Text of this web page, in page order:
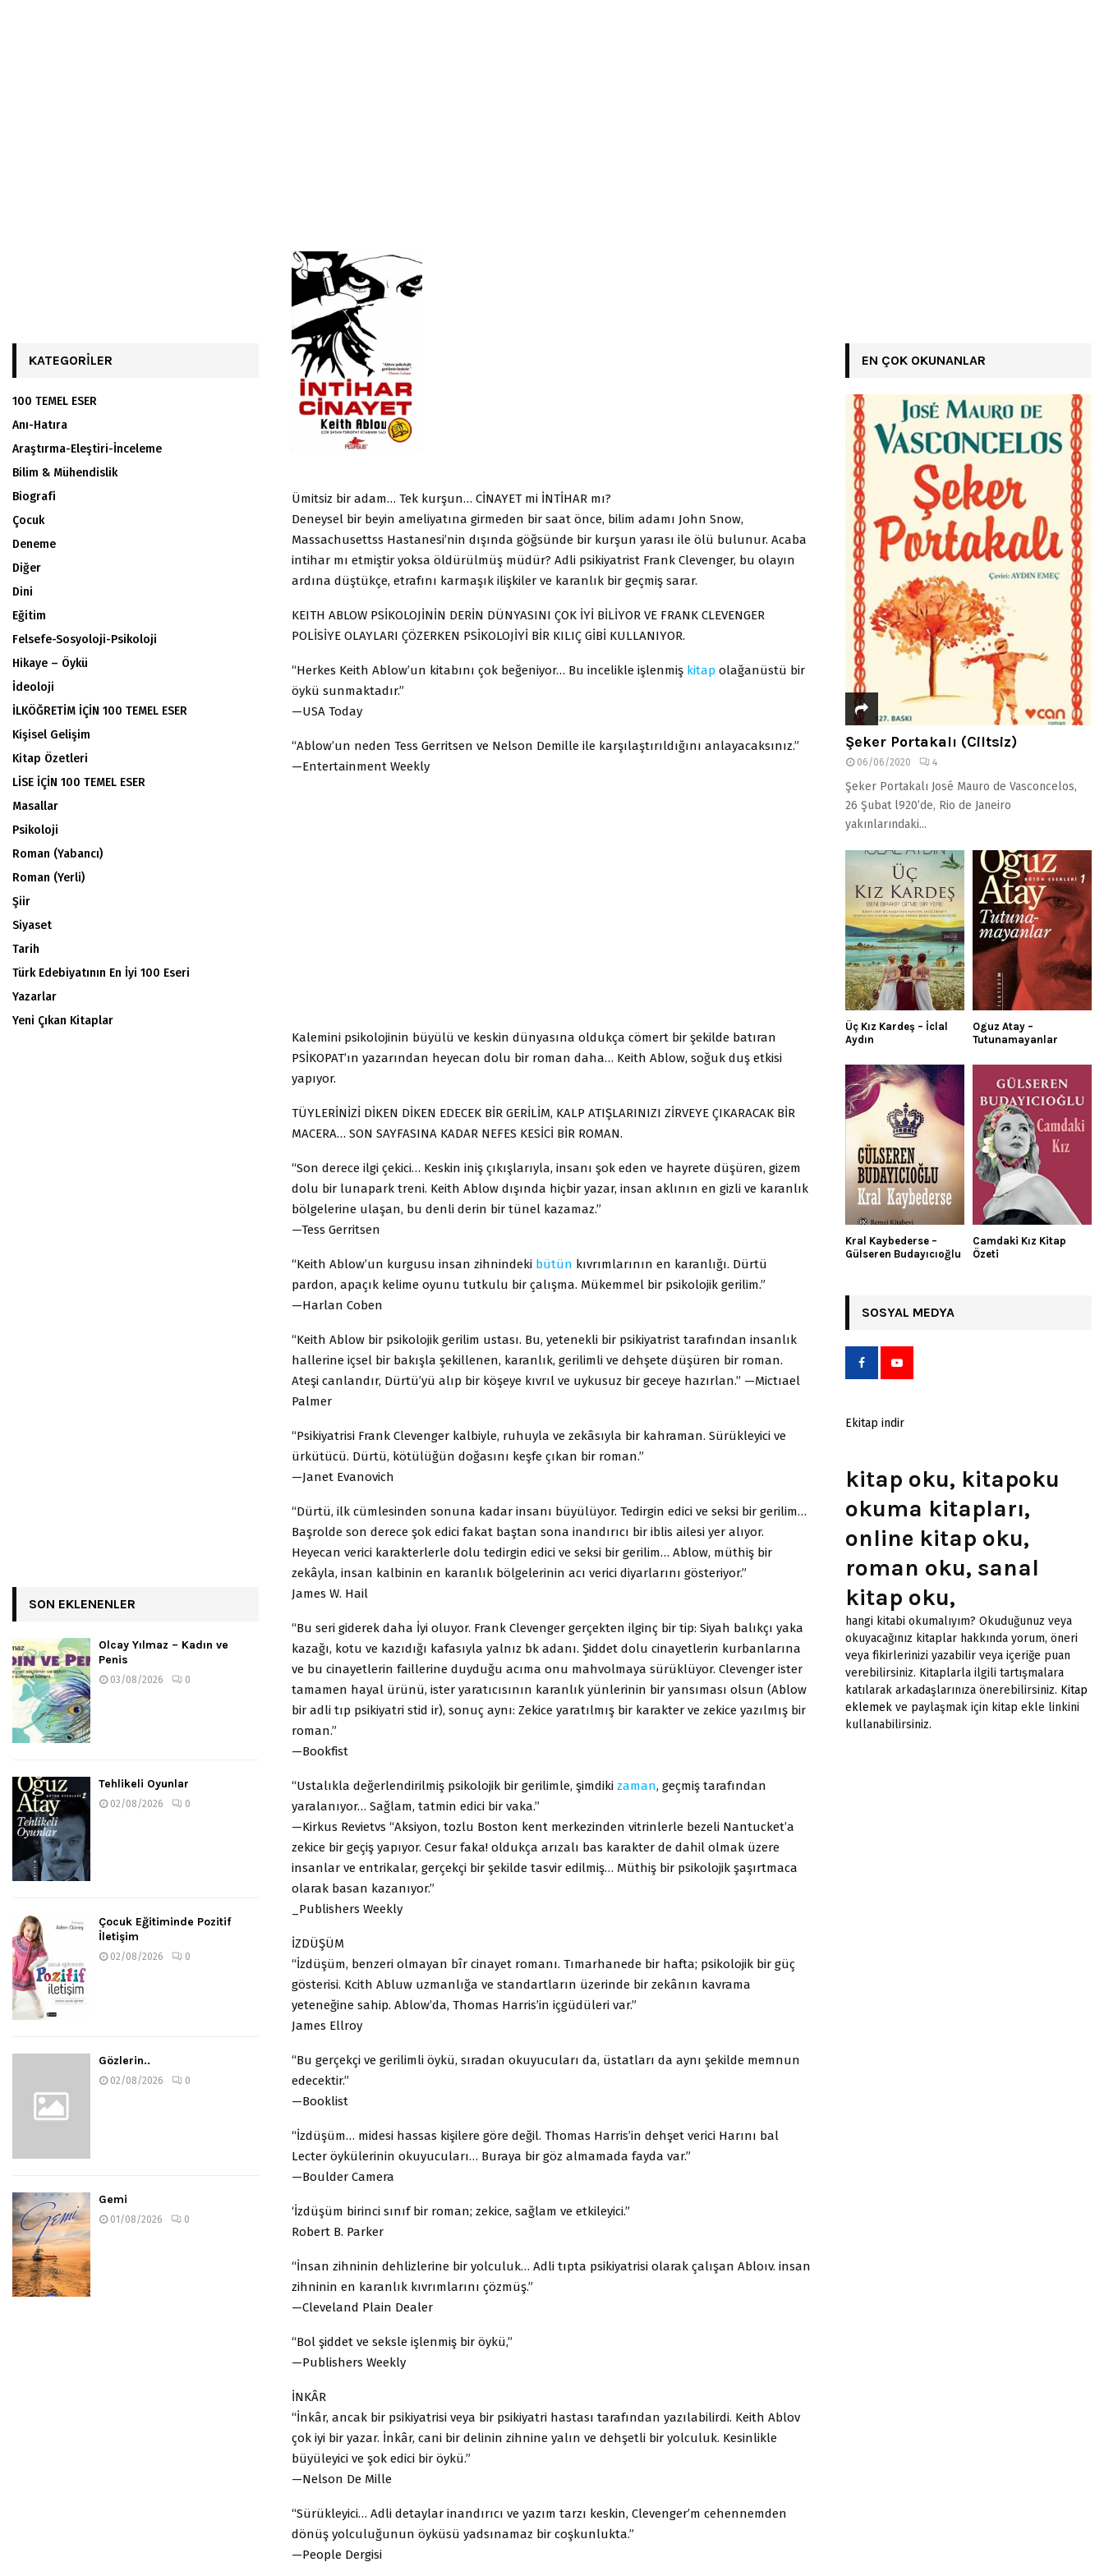
Ümitsiz bir adam… Tek kurşun… CİNAYET mi İNTİHAR mı?
Deneysel bir beyin ameliyatına girmeden bir saat önce, bilim adamı John Snow,
Massachusettss Hastanesi’nin dışında göğsünde bir kurşun yarası ile ölü bulunur. Acaba
intihar mı etmiştir yoksa öldürülmüş müdür? Adli psikiyatrist Frank Clevenger, bu olayın
ardına düştükçe, etrafını karmaşık ilişkiler ve karanlık bir geçmiş sarar.
KEITH ABLOW PSİKOLOJİNİN DERİN DÜNYASINI ÇOK İYİ BİLİYOR VE FRANK CLEVENGER
POLİSİYE OLAYLARI ÇÖZERKEN PSİKOLOJİYİ BİR KILIÇ GİBİ KULLANIYOR.
“Herkes Keith Ablow’un kitabını çok beğeniyor… Bu incelikle işlenmiş kitap olağanüstü bir
öykü sunmaktadır.”
—USA Today
“Ablow’un neden Tess Gerritsen ve Nelson Demille ile karşılaştırıldığını anlayacaksınız.”
—Entertainment Weekly
Kalemini psikolojinin büyülü ve keskin dünyasına oldukça cömert bir şekilde batıran
PSİKOPAT’ın yazarından heyecan dolu bir roman daha… Keith Ablow, soğuk duş etkisi
yapıyor.
TÜYLERİNİZİ DİKEN DİKEN EDECEK BİR GERİLİM, KALP ATIŞLARINIZI ZİRVEYE ÇIKARACAK BİR
MACERA… SON SAYFASINA KADAR NEFES KESİCİ BİR ROMAN.
“Son derece ilgi çekici… Keskin iniş çıkışlarıyla, insanı şok eden ve hayrete düşüren, gizem
dolu bir lunapark treni. Keith Ablow dışında hiçbir yazar, insan aklının en gizli ve karanlık
bölgelerine ulaşan, bu denli derin bir tünel kazamaz.”
—Tess Gerritsen
“Keith Ablow’un kurgusu insan zihnindeki bütün kıvrımlarının en karanlığı. Dürtü
pardon, apaçık kelime oyunu tutkulu bir çalışma. Mükemmel bir psikolojik gerilim.”
—Harlan Coben
“Keith Ablow bir psikolojik gerilim ustası. Bu, yetenekli bir psikiyatrist tarafından insanlık
hallerine içsel bir bakışla şekillenen, karanlık, gerilimli ve dehşete düşüren bir roman.
Ateşi canlandır, Dürtü’yü alıp bir köşeye kıvrıl ve uykusuz bir geceye hazırlan.” —Mictıael
Palmer
“Psikiyatrisi Frank Clevenger kalbiyle, ruhuyla ve zekâsıyla bir kahraman. Sürükleyici ve
ürkütücü. Dürtü, kötülüğün doğasını keşfe çıkan bir roman.”
—Janet Evanovich
“Dürtü, ilk cümlesinden sonuna kadar insanı büyülüyor. Tedirgin edici ve seksi bir gerilim…
Başrolde son derece şok edici fakat baştan sona inandırıcı bir iblis ailesi yer alıyor.
Heyecan verici karakterlerle dolu tedirgin edici ve seksi bir gerilim… Ablow, müthiş bir
zekâyla, insan kalbinin en karanlık bölgelerinin acı verici diyarlarını gösteriyor.”
James W. Hail
“Bu seri giderek daha İyi oluyor. Frank Clevenger gerçekten ilginç bir tip: Siyah balıkçı yaka
kazağı, kotu ve kazıdığı kafasıyla yalnız bk adanı. Şiddet dolu cinayetlerin kurbanlarına
ve bu cinayetlerin faillerine duyduğu acıma onu mahvolmaya sürüklüyor. Clevenger ister
tamamen hayal ürünü, ister yaratıcısının karanlık yünlerinin bir yansıması olsun (Ablow
bir adli tıp psikiyatri stid ir), sonuç aynı: Zekice yaratılmış bir karakter ve zekice yazılmış bir
roman.”
—Bookfist
“Ustalıkla değerlendirilmiş psikolojik bir gerilimle, şimdiki zaman, geçmiş tarafından
yaralanıyor… Sağlam, tatmin edici bir vaka.”
—Kirkus Revietvs “Aksiyon, tozlu Boston kent merkezinden vitrinlerle bezeli Nantucket’a
zekice bir geçiş yapıyor. Cesur faka! oldukça arızalı bas karakter de dahil olmak üzere
insanlar ve entrikalar, gerçekçi bir şekilde tasvir edilmiş… Müthiş bir psikolojik şaşırtmaca
olarak basan kazanıyor.”
_Publishers Weekly
İZDÜŞÜM
“İzdüşüm, benzeri olmayan bîr cinayet romanı. Tımarhanede bir hafta; psikolojik bir güç
gösterisi. Kcith Abluw uzmanlığa ve standartların üzerinde bir zekânın kavrama
yeteneğine sahip. Ablow’da, Thomas Harris’in içgüdüleri var.”
James Ellroy
“Bu gerçekçi ve gerilimli öykü, sıradan okuyucuları da, üstatları da aynı şekilde memnun
edecektir.”
—Booklist
“İzdüşüm… midesi hassas kişilere göre değil. Thomas Harris’in dehşet verici Harını bal
Lecter öykülerinin okuyucuları… Buraya bir göz almamada fayda var.”
—Boulder Camera
‘İzdüşüm birinci sınıf bir roman; zekice, sağlam ve etkileyici.”
Robert B. Parker
“İnsan zihninin dehlizlerine bir yolculuk… Adli tıpta psikiyatrisi olarak çalışan Abloıv. insan
zihninin en karanlık kıvrımlarını çözmüş.”
—Cleveland Plain Dealer
“Bol şiddet ve seksle işlenmiş bir öykü,”
—Publishers Weekly
İNKÂR
“İnkâr, ancak bir psikiyatrisi veya bir psikiyatri hastası tarafından yazılabilirdi. Keith Ablov
çok iyi bir yazar. İnkâr, cani bir delinin zihnine yalın ve dehşetli bir yolculuk. Kesinlikle
büyüleyici ve şok edici bir öykü.”
—Nelson De Mille
“Sürükleyici… Adli detaylar inandırıcı ve yazım tarzı keskin, Clevenger’m cehennemden
dönüş yolculuğunun öyküsü yadsınamaz bir coşkunlukta.”
—People Dergisi
KATEGORILER
100 TEMEL ESER
Anı-Hatıra
Araştırma-Eleştiri-İnceleme
Bilim & Mühendislik
Biografi
Çocuk
Deneme
Diğer
Dini
Eğitim
Felsefe-Sosyoloji-Psikoloji
Hikaye – Öykü
İdeoloji
İLKÖĞRETİM İÇİN 100 TEMEL ESER
Kişisel Gelişim
Kitap Özetleri
LİSE İÇİN 100 TEMEL ESER
Masallar
Psikoloji
Roman (Yabancı)
Roman (Yerli)
Şiir
Siyaset
Tarih
Türk Edebiyatının En İyi 100 Eseri
Yazarlar
Yeni Çıkan Kitaplar
SON EKLENENLER
Olcay Yılmaz – Kadın ve
Penis
03/08/2026 0
Tehlikeli Oyunlar
02/08/2026 0
Çocuk Eğitiminde Pozitif
İletişim
02/08/2026 0
Gözlerin..
02/08/2026 0
Gemi
01/08/2026 0
EN ÇOK OKUNANLAR
Şeker Portakalı (Ciltsiz)
06/06/2020 4
Şeker Portakalı José Mauro de Vasconcelos,
26 Şubat l920’de, Rio de Janeiro
yakınlarındaki...
Üç Kız Kardeş – İclal
Aydın
Oguz Atay –
Tutunamayanlar
Kral Kaybederse –
Gülseren Budayıcıoğlu
Camdaki Kız Kitap
Özeti
SOSYAL MEDYA
Ekitap indir
kitap oku, kitapoku
okuma kitapları,
online kitap oku,
roman oku, sanal
kitap oku,
hangi kitabi okumalıyım? Okuduğunuz veya
okuyacağınız kitaplar hakkında yorum, öneri
veya fikirlerinizi yazabilir veya içeriğe puan
verebilirsiniz. Kitaplarla ilgili tartışmalara
katılarak arkadaşlarınıza önerebilirsiniz. Kitap
eklemek ve paylaşmak için kitap ekle linkini
kullanabilirsiniz.